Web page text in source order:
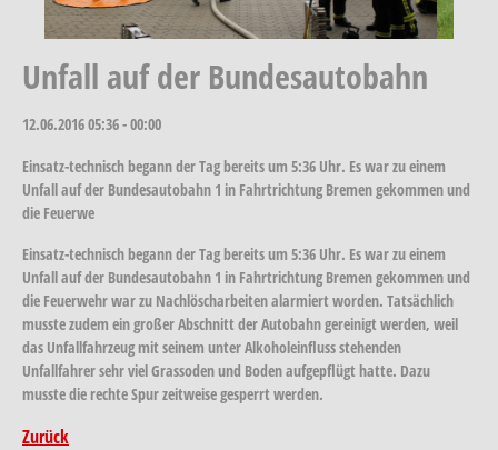
Unfall auf der Bundesautobahn
12.06.201605:36 - 00:00
Einsatz-technisch begann der Tag bereits um 5:36 Uhr. Es war zu einem
Unfall auf der Bundesautobahn 1 in Fahrtrichtung Bremen gekommen und
die Feuerwe
Einsatz-technisch begann der Tag bereits um 5:36 Uhr. Es war zu einem
Unfall auf der Bundesautobahn 1 in Fahrtrichtung Bremen gekommen und
die Feuerwehr war zu Nachlöscharbeiten alarmiert worden. Tatsächlich
musste zudem ein großer Abschnitt der Autobahn gereinigt werden, weil
das Unfallfahrzeug mit seinem unter Alkoholeinfluss stehenden
Unfallfahrer sehr viel Grassoden und Boden aufgepflügt hatte. Dazu
musste die rechte Spur zeitweise gesperrt werden.
Zurück